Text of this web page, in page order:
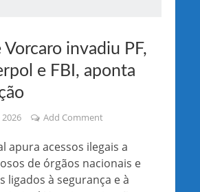
invadiu PF,
e FBI, aponta
Add Comment
apura acessos ilegais a
de órgãos nacionais e
ligados à segurança e à